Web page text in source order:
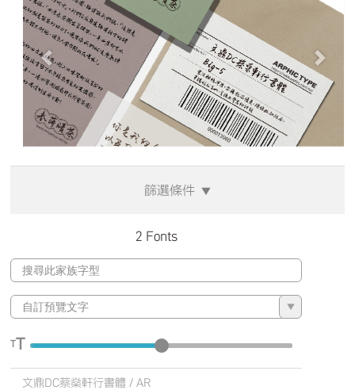
Previous Next
篩選條件 ▼
2 Fonts
▼
TT
文鼎DC蔡燊軒行書體 / AR